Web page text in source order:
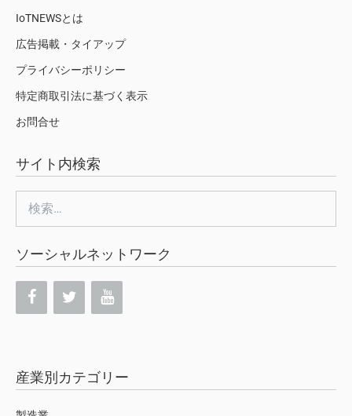
IoTNEWSとは
広告掲載・タイアップ
プライバシーポリシー
特定商取引法に基づく表示
お問合せ
サイト内検索
索:
ソーシャルネットワーク
産業別カテゴリー